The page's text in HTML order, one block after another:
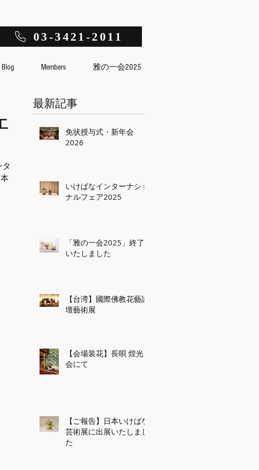
03-3421-2011
Blog Members 雅の一会2025
最新記事
免状授与式・新年会
2026
いけばなインターナショ
ナルフェア2025
「雅の一会2025」終了
いたしました
【台湾】國際佛教花藝論
壇藝術展
【会場装花】長唄 煌光
会にて
【ご報告】日本いけばな
芸術展に出展いたしまし
た